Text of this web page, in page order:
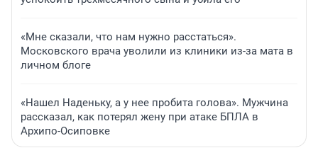
«Мне сказали, что нам нужно расстаться».
Московского врача уволили из клиники из-за мата в
личном блоге
«Нашел Наденьку, а у нее пробита голова». Мужчина
рассказал, как потерял жену при атаке БПЛА в
Архипо-Осиповке